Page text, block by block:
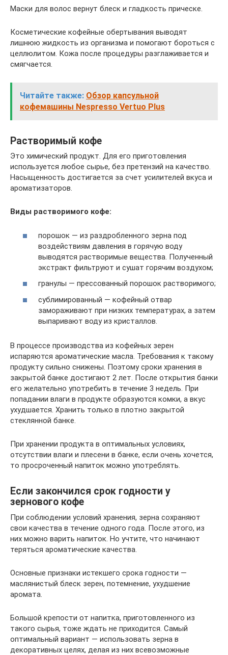
Маски для волос вернут блеск и гладкость прическе.
Косметические кофейные обертывания выводят
лишнюю жидкость из организма и помогают бороться с
целлюлитом. Кожа после процедуры разглаживается и
смягчается.
Читайте также: Обзор капсульной
кофемашины Nespresso Vertuo Plus
Растворимый кофе
Это химический продукт. Для его приготовления
используется любое сырье, без претензий на качество.
Насыщенность достигается за счет усилителей вкуса и
ароматизаторов.
Виды растворимого кофе:
порошок — из раздробленного зерна под
воздействиям давления в горячую воду
выводятся растворимые вещества. Полученный
экстракт фильтруют и сушат горячим воздухом;
гранулы — прессованный порошок растворимого;
сублимированный — кофейный отвар
замораживают при низких температурах, а затем
выпаривают воду из кристаллов.
В процессе производства из кофейных зерен
испаряются ароматические масла. Требования к такому
продукту сильно снижены. Поэтому сроки хранения в
закрытой банке достигают 2 лет. После открытия банки
его желательно употребить в течение 3 недель. При
попадании влаги в продукте образуются комки, а вкус
ухудшается. Хранить только в плотно закрытой
стеклянной банке.
При хранении продукта в оптимальных условиях,
отсутствии влаги и плесени в банке, если очень хочется,
то просроченный напиток можно употреблять.
Если закончился срок годности у
зернового кофе
При соблюдении условий хранения, зерна сохраняют
свои качества в течение одного года. После этого, из
них можно варить напиток. Но учтите, что начинают
теряться ароматические качества.
Основные признаки истекшего срока годности —
маслянистый блеск зерен, потемнение, ухудшение
аромата.
Большой крепости от напитка, приготовленного из
такого сырья, тоже ждать не приходится. Самый
оптимальный вариант — использовать зерна в
декоративных целях, делая из них всевозможные